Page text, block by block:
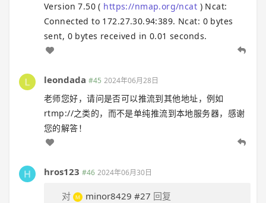
Version 7.50 ( https://nmap.org/ncat ) Ncat:
Connected to 172.27.30.94:389. Ncat: 0 bytes
sent, 0 bytes received in 0.01 seconds.
leondada #45 2024年06月28日
老师您好，请问是否可以推流到其他地址，例如
rtmp://之类的，而不是单纯推流到本地服务器，感谢
您的解答！
hros123 #46 2024年06月30日
对 minor8429 #27 回复